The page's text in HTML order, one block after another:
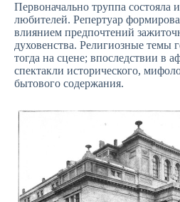
Первоначально труппа состояла
любителей. Репертуар
влиянием предпочтений
духовенства. Религиозные темы
тогда на сцене; впоследствии в
спектакли исторического,
бытового содержания.